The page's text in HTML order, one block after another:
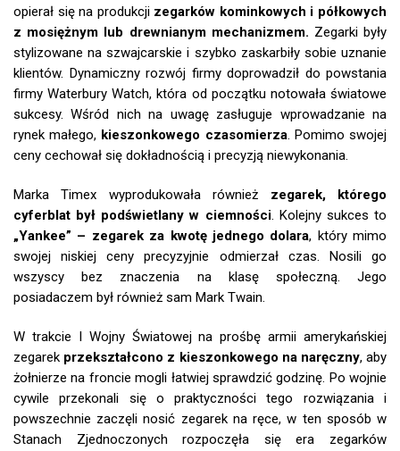
opierał się na produkcji zegarków kominkowych i półkowych
z mosiężnym lub drewnianym mechanizmem. Zegarki były
stylizowane na szwajcarskie i szybko zaskarbiły sobie uznanie
klientów. Dynamiczny rozwój firmy doprowadził do powstania
firmy Waterbury Watch, która od początku notowała światowe
sukcesy. Wśród nich na uwagę zasługuje wprowadzanie na
rynek małego, kieszonkowego czasomierza. Pomimo swojej
ceny cechował się dokładnością i precyzją niewykonania.
Marka Timex wyprodukowała również zegarek, którego
cyferblat był podświetlany w ciemności. Kolejny sukces to
„Yankee” – zegarek za kwotę jednego dolara, który mimo
swojej niskiej ceny precyzyjnie odmierzał czas. Nosili go
wszyscy bez znaczenia na klasę społeczną. Jego
posiadaczem był również sam Mark Twain.
W trakcie I Wojny Światowej na prośbę armii amerykańskiej
zegarek przekształcono z kieszonkowego na naręczny, aby
żołnierze na froncie mogli łatwiej sprawdzić godzinę. Po wojnie
cywile przekonali się o praktyczności tego rozwiązania i
powszechnie zaczęli nosić zegarek na ręce, w ten sposób w
Stanach Zjednoczonych rozpoczęła się era zegarków